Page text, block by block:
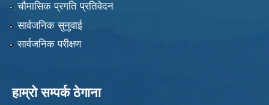
चौमासिक प्रगति प्रतिवेदन
सार्वजनिक सुनुवाई
सार्वजनिक परीक्षण
हाम्रो सम्पर्क ठेगाना